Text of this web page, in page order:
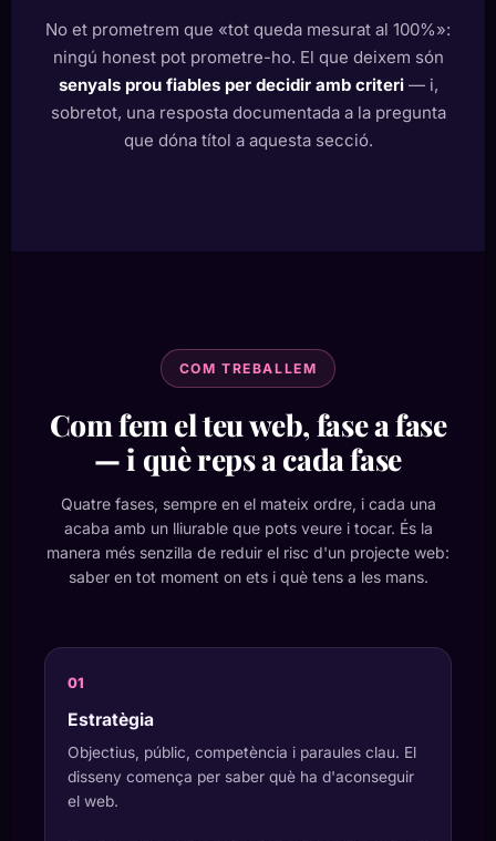
No et prometrem que «tot queda mesurat al 100%»:
ningú honest pot prometre-ho. El que deixem són
senyals prou fiables per decidir amb criteri— i,
sobretot, una resposta documentada a la pregunta
que dóna títol a aquesta secció.
COM TREBALLEM
Com fem el teu web, fase a fase
— i què reps a cada fase
Quatre fases, sempre en el mateix ordre, i cada una
acaba amb un lliurable que pots veure i tocar. És la
manera més senzilla de reduir el risc d'un projecte web:
saber en tot moment on ets i què tens a les mans.
Estratègia
Objectius, públic, competència i paraules clau. El
disseny comença per saber què ha d'aconseguir
el web.